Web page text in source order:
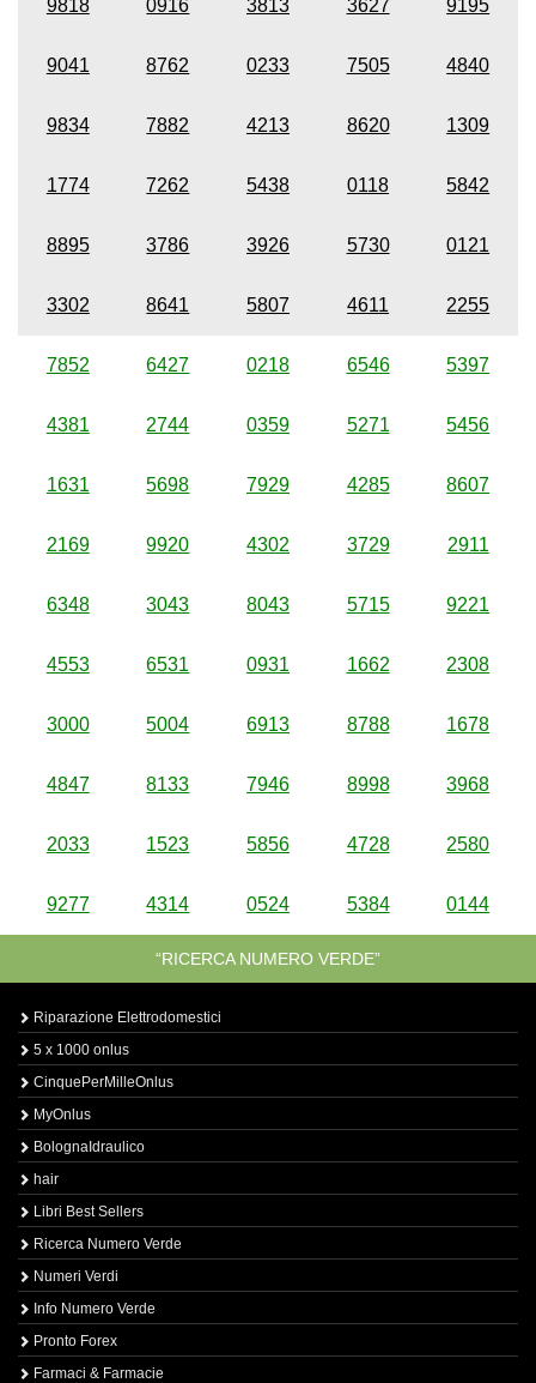
9818 0916 3813 3627 9195
9041 8762 0233 7505 4840
9834 7882 4213 8620 1309
1774 7262 5438 0118 5842
8895 3786 3926 5730 0121
3302 8641 5807 4611 2255
7852 6427 0218 6546 5397
4381 2744 0359 5271 5456
1631 5698 7929 4285 8607
2169 9920 4302 3729 2911
6348 3043 8043 5715 9221
4553 6531 0931 1662 2308
3000 5004 6913 8788 1678
4847 8133 7946 8998 3968
2033 1523 5856 4728 2580
9277 4314 0524 5384 0144
“RICERCA NUMERO VERDE”
Riparazione Elettrodomestici
5 x 1000 onlus
CinquePerMilleOnlus
MyOnlus
BolognaIdraulico
hair
Libri Best Sellers
Ricerca Numero Verde
Numeri Verdi
Info Numero Verde
Pronto Forex
Farmaci & Farmacie